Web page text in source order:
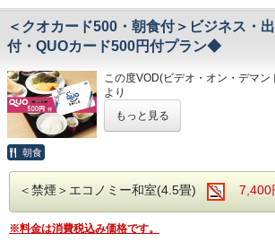
・繁華街…徒歩約15分/はりまや
・お遍路(四国八十八ヶ所)
第30番札所 善楽寺…車で約15分
第31番札所 竹林寺…車で約20分
・レンタルサイクル
・24時間フロント対応
◇アクセス◇
・JR高知駅…徒歩5分
・高知IC…車で約10分
・高知龍馬空港…車で約25分
20分
・繁華街…徒歩約15分/はりまや橋
・お遍路(四国八十八ヶ所)
第30番札所 善楽寺…車で約15分
第31番札所 竹林寺…車で約20分
◇お風呂◇
広々とした大浴場は一日の疲れが
旅の疲れを癒して下さい。男湯に
営業時間
・男女大浴場/15:00～25:00/6:00～
・男性用サウナ/15:00～24:00
◇駐車場◇
(700円/泊 ※車輌の大きさによっ
※大型車をご利用の場合は必ずご連
※駐車場は先着順になります
※満車の場合はホテル近くのコイ
します
★☆ひと目で分かる！ホテル港屋
①心のこもったアットホームなお
②JR高知駅から徒歩5分の好立地!
④広々とした男女大浴場!深夜は1
浴可能
男湯にはサウナも!
⑤ホテルに隣接した平置き駐車場!
広々とした大浴場は一日の疲れが
旅の疲れを癒して下さい。男湯には
＜クオカード500・朝食付＞ビジネス・
付・QUOカード500円付プラン◆
この度VOD(ビデオ・オン・デマ
より
りました。
今までご愛顧いただき、誠にあり
★こちらは朝食付きのプランとな
★☆ひと目で分かる！ホテル港屋
もっと見る
朝食
＜禁煙＞エコノミー和室(4.5畳) 7,400
※料金は消費税込み価格です。